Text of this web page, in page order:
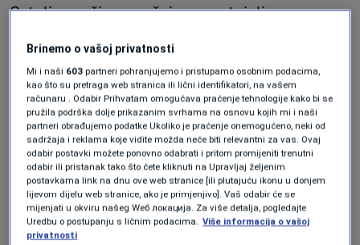
Ostali vozači su značajno zaostajali za
zauzeo je treću poziciju sa četiri desetinke
zaostatka za Piastrijem. Leclerc je i na
prethodna dva treninga bio najbliži vozačima
britanskog tima.
Vodeći u generalnom plasmanu preuzeo je
kontrolu treninga rano i nije je ispuštao do
kraja. Trening je obilježilo nekoliko problema u
Brinemo o vašoj privatnosti
Mi i naši 603 partneri pohranjujemo i pristupamo osobnim podacima,
kao što su pretraga web stranica ili lični identifikatori, na vašem
računaru . Odabir Prihvatam omogućava praćenje tehnologije kako bi se
pružila podrška dolje prikazanim svrhama na osnovu kojih mi i naši
partneri obrađujemo podatke Ukoliko je praćenje onemogućeno, neki od
sadržaja i reklama koje vidite možda neće biti relevantni za vas. Ovaj
odabir postavki možete ponovno odabrati i pritom promijeniti trenutni
odabir ili pristanak tako što ćete kliknuti na Upravljaj željenim
postavkama link na dnu ove web stranice [ili plutajuću ikonu u donjem
lijevom dijelu web stranice, ako je primjenjivo]. Vaš odabir će se
mijenjati u okviru našeg Wеб локација. Za više detalja, pogledajte
Uredbu o postupanju s ličnim podacima. Više informacija o vašoj
privatnosti